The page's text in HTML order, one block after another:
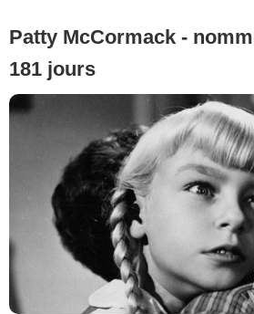
Patty McCormack -
181 jours